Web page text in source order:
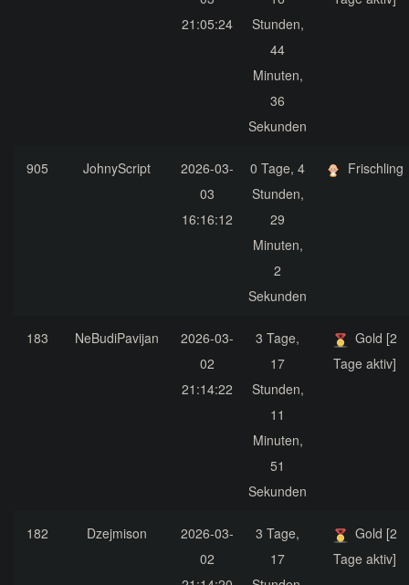
21:05:24
Stunden,
44
Minuten,
36
Sekunden
905 JohnyScript
2026-03-
03
16:16:12
0 Tage, 4
Stunden,
29
Minuten,
2
Sekunden
Frischling
183 NeBudiPavijan
2026-03-
02
21:14:22
3 Tage,
17
Stunden,
11
Minuten,
51
Sekunden
Gold [2
Tage aktiv]
182 Dzejmison
2026-03-
02
3 Tage,
17
Gold [2
Tage aktiv]